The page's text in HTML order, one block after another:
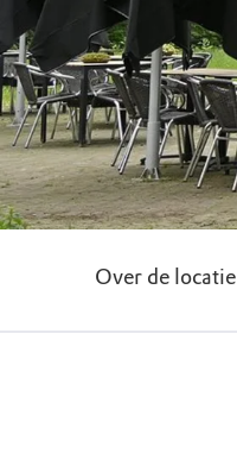
Over de locatie